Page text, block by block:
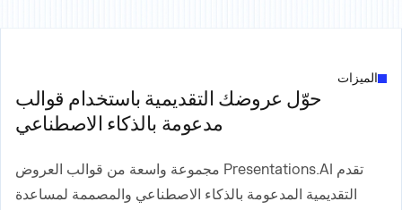
الميزات
حوّل عروضك التقديمية باستخدام قوالب
مدعومة بالذكاء الاصطناعي
تقدم Presentations.AI مجموعة واسعة من قوالب العروض
التقديمية المدعومة بالذكاء الاصطناعي والمصممة لمساعدة